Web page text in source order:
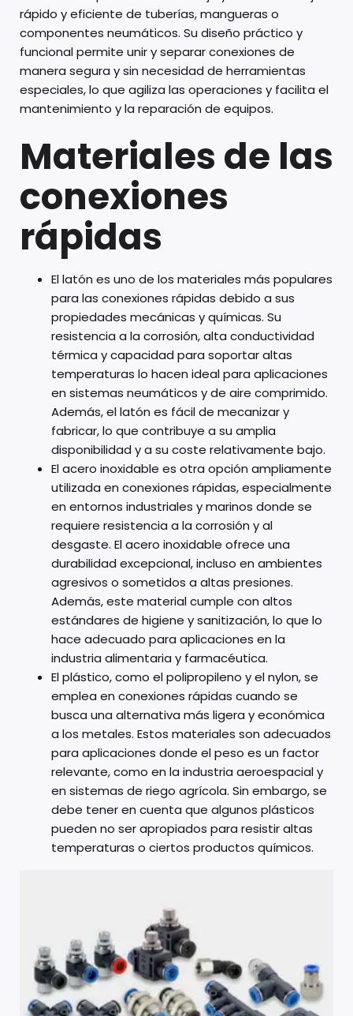
rápido y eficiente de tuberías, mangueras o
componentes neumáticos. Su diseño práctico y
funcional permite unir y separar conexiones de
manera segura y sin necesidad de herramientas
especiales, lo que agiliza las operaciones y facilita el
mantenimiento y la reparación de equipos.
Materiales de las
conexiones
rápidas
El latón es uno de los materiales más populares
para las conexiones rápidas debido a sus
propiedades mecánicas y químicas. Su
resistencia a la corrosión, alta conductividad
térmica y capacidad para soportar altas
temperaturas lo hacen ideal para aplicaciones
en sistemas neumáticos y de aire comprimido.
Además, el latón es fácil de mecanizar y
fabricar, lo que contribuye a su amplia
disponibilidad y a su coste relativamente bajo.
El acero inoxidable es otra opción ampliamente
utilizada en conexiones rápidas, especialmente
en entornos industriales y marinos donde se
requiere resistencia a la corrosión y al
desgaste. El acero inoxidable ofrece una
durabilidad excepcional, incluso en ambientes
agresivos o sometidos a altas presiones.
Además, este material cumple con altos
estándares de higiene y sanitización, lo que lo
hace adecuado para aplicaciones en la
industria alimentaria y farmacéutica.
El plástico, como el polipropileno y el nylon, se
emplea en conexiones rápidas cuando se
busca una alternativa más ligera y económica
a los metales. Estos materiales son adecuados
para aplicaciones donde el peso es un factor
relevante, como en la industria aeroespacial y
en sistemas de riego agrícola. Sin embargo, se
debe tener en cuenta que algunos plásticos
pueden no ser apropiados para resistir altas
temperaturas o ciertos productos químicos.